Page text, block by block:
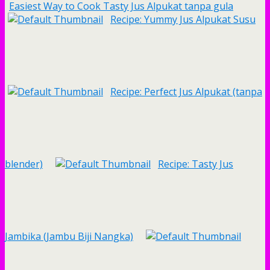
Easiest Way to Cook Tasty Jus Alpukat tanpa gula
Recipe: Yummy Jus Alpukat Susu
Recipe: Perfect Jus Alpukat (tanpa
blender) Recipe: Tasty Jus
Jambika (Jambu Biji Nangka)